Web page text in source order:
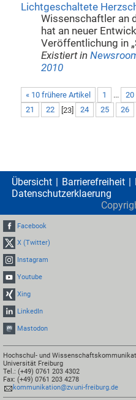
Lichtgeschaltete
Wissenschaftler an
hat an neuer
Veröffentlichung in
Existiert in
2010
« 10 frühere Artikel 1 ...
20
21
22 [23] 24 25 26
Übersicht Barrierefreiheit
Datenschutzerklaerung
Facebook
X (Twitter)
Instagram
Youtube
Xing
LinkedIn
Mastodon
Hochschul- und
Universität Freiburg
Tel.: (+49) 0761 203 4302
Fax: (+49) 0761 203 4278
kommunikation@zv.uni-freiburg.de